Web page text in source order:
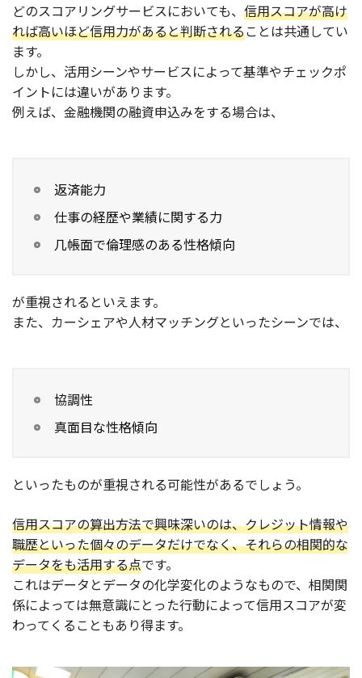
どのスコアリングサービスにおいても、 信用スコアが高け
れば高いほど信用力があると判断されることは共通してい
ます。
しかし、活用シーンやサービスによって基準やチェックポ
イントには違いがあります。
例えば、金融機関の融資申込みをする場合は、
返済能力
仕事の経歴や業績に関する力
几帳面で倫理感のある性格傾向
が重視されるといえます。
また、カーシェアや人材マッチングといったシーンでは、
協調性
真面目な性格傾向
といったものが重視される可能性があるでしょう。
信用スコアの算出方法で興味深いのは、クレジット情報や
職歴といった個々のデータだけでなく、それらの相関的な
データをも活用する点です。
これはデータとデータの化学変化のようなもので、相関関
係によっては無意識にとった行動によって信用スコアが変
わってくることもあり得ます。